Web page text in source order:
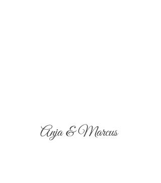
Anja & Marcus